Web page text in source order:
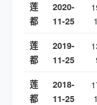
莲
都
2020-
11-25
莲
都
2019-
11-25
莲
都
2018-
11-25